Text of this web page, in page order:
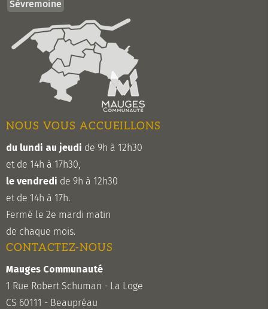
Sèvremoine
NOUS VOUS ACCUEILLONS
du lundi au jeudi de 9h à 12h30
et de 14h à 17h30,
le vendredi de 9h à 12h30
et de 14h à 17h.
Fermé le 2e mardi matin
de chaque mois.
CONTACTEZ-NOUS
Mauges Communauté
1 Rue Robert Schuman - La Loge
CS 60111 - Beaupréau